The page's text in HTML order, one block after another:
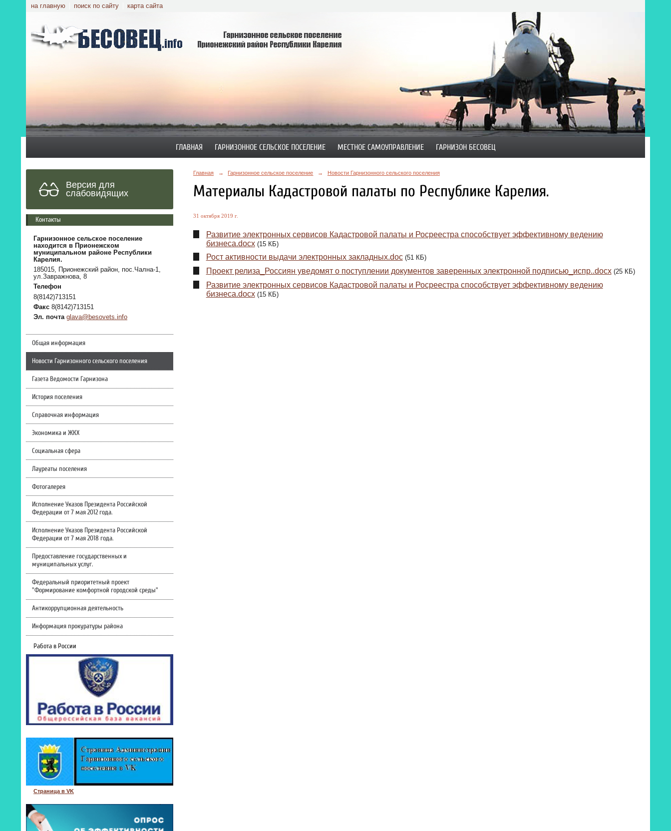
на главную поиск по сайту карта сайта
ГЛАВНАЯ ГАРНИЗОННОЕ СЕЛЬСКОЕ ПОСЕЛЕНИЕ МЕСТНОЕ САМОУПРАВЛЕНИЕ ГАРНИЗОН БЕСОВЕЦ
Версия для
слабовидящих
Контакты
Гарнизонное сельское поселение
находится в Прионежском
муниципальном районе Республики
Карелия.
185015, Прионежский район, пос.Чална-1,
ул.Завражнова, 8
Телефон
8(8142)713151
Факс 8(8142)713151
Эл. почта glava@besovets.info
Общая информация
Новости Гарнизонного сельского поселения
Газета Ведомости Гарнизона
История поселения
Справочная информация
Экономика и ЖКХ
Социальная сфера
Лауреаты поселения
Фотогалерея
Исполнение Указов Президента Российской
Федерации от 7 мая 2012 года.
Исполнение Указов Президента Российской
Федерации от 7 мая 2018 года.
Предоставление государственных и
муниципальных услуг.
Федеральный приоритетный проект
"Формирование комфортной городской среды"
Антикоррупционная деятельность
Информация прокуратуры района
Работа в России
Страница в VK
Главная → Гарнизонное сельское поселение → Новости Гарнизонного сельского поселения
Материалы Кадастровой палаты по Республике Карелия.
31 октября 2019 г.
Развитие электронных сервисов Кадастровой палаты и Росреестра способствует эффективному ведению
бизнеса.docx (15 КБ)
Рост активности выдачи электронных закладных.doc (51 КБ)
Проект релиза_Россиян уведомят о поступлении документов заверенных электронной подписью_испр..docx (25 КБ)
Развитие электронных сервисов Кадастровой палаты и Росреестра способствует эффективному ведению
бизнеса.docx (15 КБ)